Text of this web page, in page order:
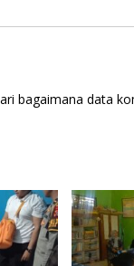
bagaimana data